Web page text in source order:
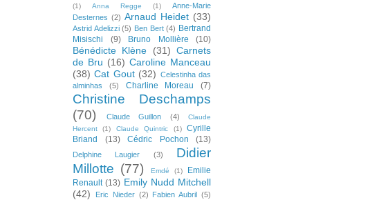
(1)
Anna Regge (1)
Anne-Marie
Desternes (2) Arnaud Heidet (33)
Astrid Adelizzi (5) Ben Bert (4) Bertrand
Misischi
(9) Bruno Mollière (10)
Bénédicte Klène (31) Carnets
de Bru (16) Caroline Manceau
(38) Cat Gout (32) Celestinha das
alminhas
(5) Charline Moreau (7)
Christine Deschamps
(70)
Claude Guillon (4)
Claude
Hercent
(1) Claude Quintric (1)
Cyrille
Briand
(13) Cédric Pochon (13)
Delphine Laugier (3)
Didier
Millotte (77) Emdé (1)
Emilie
Renault (13) Emily Nudd Mitchell
(42)
Eric Nieder (2) Fabien Aubril (5)